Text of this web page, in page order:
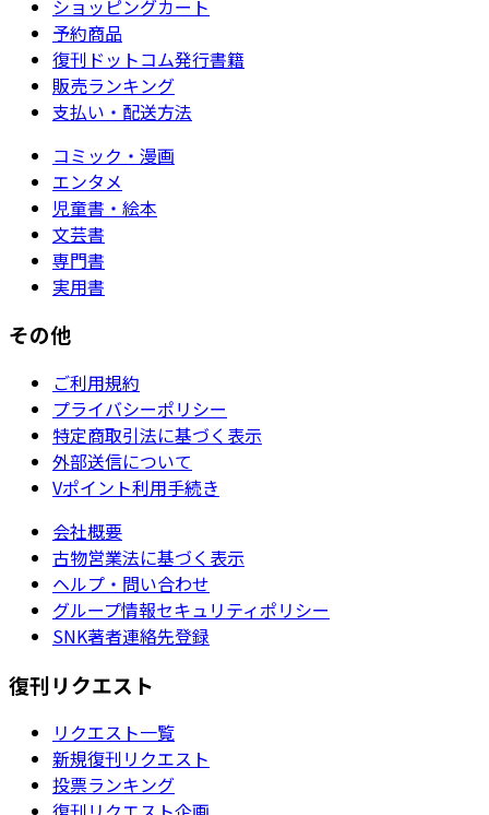
ショッピングカート
予約商品
復刊ドットコム発行書籍
販売ランキング
支払い・配送方法
コミック・漫画
エンタメ
児童書・絵本
文芸書
専門書
実用書
その他
ご利用規約
プライバシーポリシー
特定商取引法に基づく表示
外部送信について
Vポイント利用手続き
会社概要
古物営業法に基づく表示
ヘルプ・問い合わせ
グループ情報セキュリティポリシー
SNK著者連絡先登録
復刊リクエスト
リクエスト一覧
新規復刊リクエスト
投票ランキング